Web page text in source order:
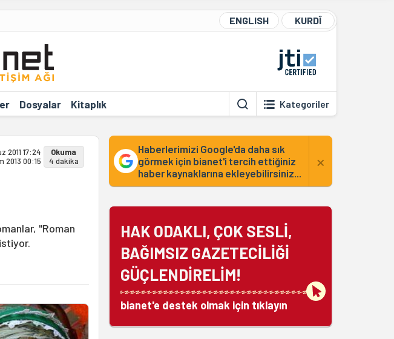
ENGLISH KURDÎ
Dosyalar Kitaplık Kategoriler
2011 17:24
2013 00:15
Okuma
4 dakika
"Roman
Haberlerimizi Google'da daha sık
görmek için bianet'i tercih ettiğiniz
haber kaynaklarına ekleyebilirsiniz...
×
HAK ODAKLI, ÇOK SESLİ,
BAĞIMSIZ GAZETECİLİĞİ
GÜÇLENDİRELİM!
bianet'e destek olmak için tıklayın